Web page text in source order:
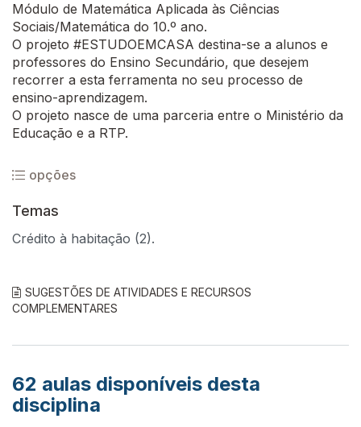
Módulo de Matemática Aplicada às Ciências
Sociais/Matemática do 10.º ano.
O projeto #ESTUDOEMCASA destina-se a alunos e
professores do Ensino Secundário, que desejem
recorrer a esta ferramenta no seu processo de
ensino-aprendizagem.
O projeto nasce de uma parceria entre o Ministério da
Educação e a RTP.
opções
Temas
Crédito à habitação (2).
SUGESTÕES DE ATIVIDADES E RECURSOS
COMPLEMENTARES
62 aulas disponíveis desta
disciplina